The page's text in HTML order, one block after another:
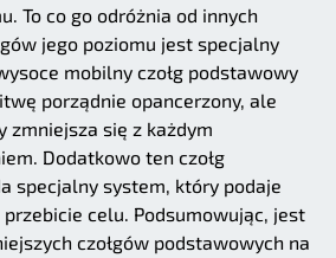
To co go odróżnia od innych
jego poziomu jest specjalny
mobilny czołg podstawowy
porządnie opancerzony, ale
zmniejsza się z każdym
Dodatkowo ten czołg
specjalny system, który podaje
przebicie celu. Podsumowując, jest
czołgów podstawowych na